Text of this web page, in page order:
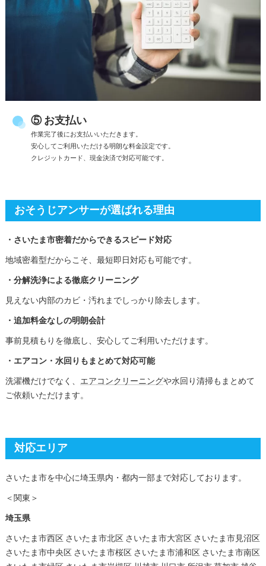
⑤ お支払い
作業完了後にお支払いいただきます。
安心してご利用いただける明朗な料金設定です。
クレジットカード、現金決済で対応可能です。
おそうじアンサーが選ばれる理由
・さいたま市密着だからできるスピード対応
地域密着型だからこそ、最短即日対応も可能です。
・分解洗浄による徹底クリーニング
見えない内部のカビ・汚れまでしっかり除去します。
・追加料金なしの明朗会計
事前見積もりを徹底し、安心してご利用いただけます。
・エアコン・水回りもまとめて対応可能
洗濯機だけでなく、 エアコンクリーニングや水回り清掃もまとめて
ご依頼いただけます。
対応エリア
さいたま市を中心に埼玉県内・都内一部まで対応しております。
＜関東＞
埼玉県
さいたま市西区 さいたま市北区 さいたま市大宮区 さいたま市見沼区
さいたま市中央区 さいたま市桜区 さいたま市浦和区 さいたま市南区